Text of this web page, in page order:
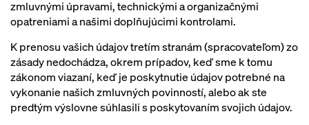
zmluvnými úpravami, technickými a organizačnými
opatreniami a našimi doplňujúcimi kontrolami.
K prenosu vašich údajov tretím stranám (spracovateľom) zo
zásady nedochádza, okrem prípadov, keď sme k tomu
zákonom viazaní, keď je poskytnutie údajov potrebné na
vykonanie našich zmluvných povinností, alebo ak ste
predtým výslovne súhlasili s poskytovaním svojich údajov.